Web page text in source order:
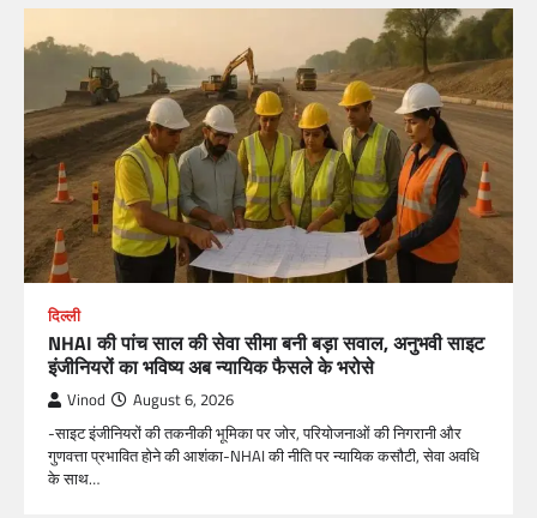
दिल्ली
NHAI की पांच साल की सेवा सीमा बनी बड़ा सवाल, अनुभवी साइट
इंजीनियरों का भविष्य अब न्यायिक फैसले के भरोसे
Vinod August 6, 2026
-साइट इंजीनियरों की तकनीकी भूमिका पर जोर, परियोजनाओं की निगरानी और
गुणवत्ता प्रभावित होने की आशंका-NHAI की नीति पर न्यायिक कसौटी, सेवा अवधि
के साथ…